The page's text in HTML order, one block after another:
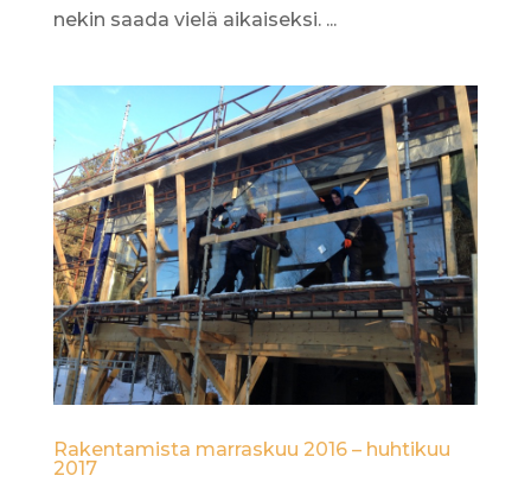
nekin saada vielä aikaiseksi. ...
Rakentamista marraskuu 2016 – huhtikuu
2017